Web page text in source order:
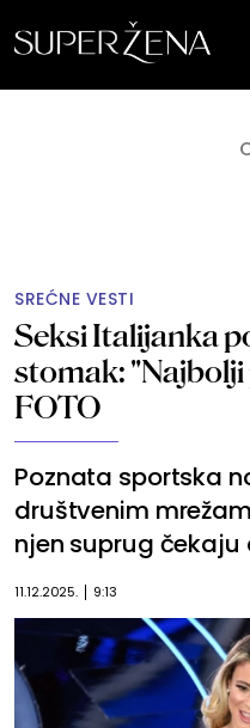
SREĆNE VESTI
Seksi Italijanka
stomak:
FOTO
Poznata sportska
društvenim
njen suprug čekaju
11.12.2025. 9:13